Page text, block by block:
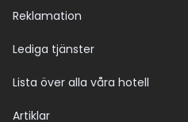
Reklamation
Lediga tjänster
Lista över alla våra hotell
Artiklar